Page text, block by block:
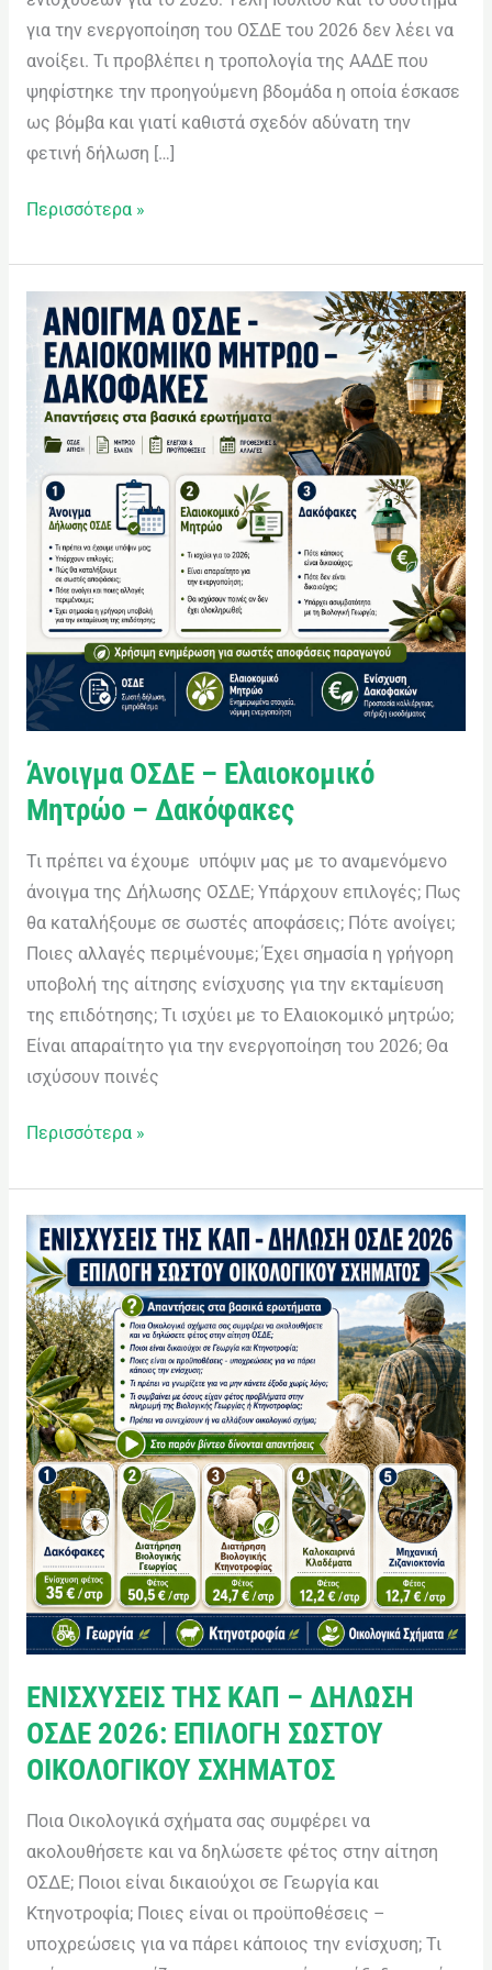
για την ενεργοποίηση του ΟΣΔΕ του 2026 δεν λέει να
ανοίξει. Τι προβλέπει η τροπολογία της ΑΑΔΕ που
ψηφίστηκε την προηγούμενη βδομάδα η οποία έσκασε
ως βόμβα και γιατί καθιστά σχεδόν αδύνατη την
φετινή δήλωση […]
Περισσότερα »
Άνοιγμα ΟΣΔΕ – Ελαιοκομικό
Μητρώο – Δακόφακες
Τι πρέπει να έχουμε υπόψιν μας με το αναμενόμενο
άνοιγμα της Δήλωσης ΟΣΔΕ; Υπάρχουν επιλογές; Πως
θα καταλήξουμε σε σωστές αποφάσεις; Πότε ανοίγει;
Ποιες αλλαγές περιμένουμε; Έχει σημασία η γρήγορη
υποβολή της αίτησης ενίσχυσης για την εκταμίευση
της επιδότησης; Τι ισχύει με το Ελαιοκομικό μητρώο;
Είναι απαραίτητο για την ενεργοποίηση του 2026; Θα
ισχύσουν ποινές
Άνοιγμα
ΟΣΔΕ
Ελαιοκομικό
Μητρώο
Δακόφακες
Περισσότερα »
ΕΝΙΣΧΥΣΕΙΣ ΤΗΣ ΚΑΠ – ΔΗΛΩΣΗ
ΟΣΔΕ 2026: ΕΠΙΛΟΓΗ ΣΩΣΤΟΥ
ΟΙΚΟΛΟΓΙΚΟΥ ΣΧΗΜΑΤΟΣ
Ποια Οικολογικά σχήματα σας συμφέρει να
ακολουθήσετε και να δηλώσετε φέτος στην αίτηση
ΟΣΔΕ; Ποιοι είναι δικαιούχοι σε Γεωργία και
Κτηνοτροφία; Ποιες είναι οι προϋποθέσεις –
υποχρεώσεις για να πάρει κάποιος την ενίσχυση; Τι
ΕΝΙΣΧΥΣΕΙΣ
ΤΗΣ
ΚΑΠ
–
ΔΗΛΩΣΗ
ΟΣΔΕ
2026:
ΕΠΙΛΟΓΗ
ΣΩΣΤΟΥ
ΟΙΚΟΛΟΓΙΚΟΥ
ΣΧΗΜΑΤΟΣ
Compliance
plugin
enhance
accessibility.